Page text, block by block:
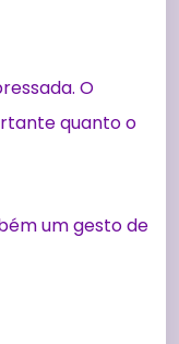
O
quanto o
um gesto de